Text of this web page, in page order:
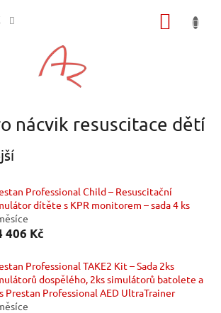
nácvik resuscitace dětí
Professional Child – Resuscitační
dítěte s KPR monitorem – sada 4 ks
406 Kč
Professional TAKE2 Kit – Sada 2ks
dospělého, 2ks simulátorů batolete a
Prestan Professional AED UltraTrainer